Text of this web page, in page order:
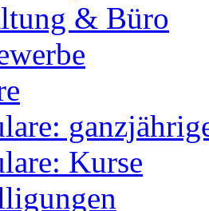
& Büro
Kurse